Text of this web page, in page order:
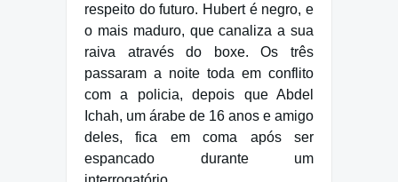
respeito do futuro. Hubert é negro, e
o mais maduro, que canaliza a sua
raiva através do boxe. Os três
passaram a noite toda em conflito
com a policia, depois que Abdel
Ichah, um árabe de 16 anos e amigo
deles, fica em coma após ser
espancado durante um